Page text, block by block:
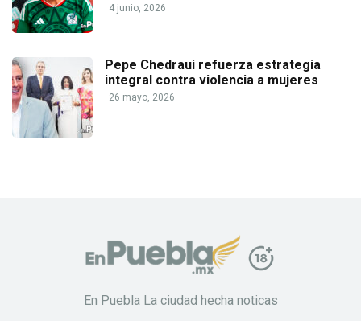
4 junio, 2026
Pepe Chedraui refuerza estrategia
integral contra violencia a mujeres
26 mayo, 2026
En Puebla La ciudad hecha noticas